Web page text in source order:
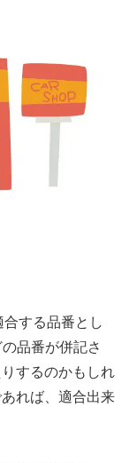
する品番とし
の品番が併記さ
するのかもしれ
れば、適合出来